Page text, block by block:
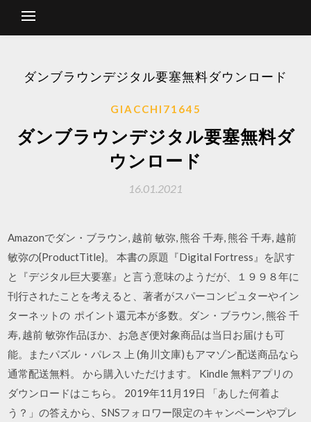
ダンブラウンデジタル要塞無料ダウンロード
GIACCHI71645
ダンブラウンデジタル要塞無料ダ
ウンロード
16.01.2021
Amazonでダン・ブラウン, 越前 敏弥, 熊谷 千寿, 熊谷 千寿, 越前
敏弥の{ProductTitle}。 本書の原題『Digital Fortress』を訳す
と『デジタル巨大要塞』と言う意味のようだが、１９９８年に
刊行されたことを考えると、著者がスパーコンピュターやイン
ターネットの ポイント還元本が多数。ダン・ブラウン, 熊谷 千
寿, 越前 敏弥作品ほか、お急ぎ便対象商品は当日お届けも可
能。またパズル・パレス 上 (角川文庫)もアマゾン配送商品なら
通常配送無料。 から購入いただけます。 Kindle 無料アプリの
ダウンロードはこちら。 2019年11月19日 「あした何着よ
う？」の答えから、SNSフォロワー限定のキャンペーンやプレ